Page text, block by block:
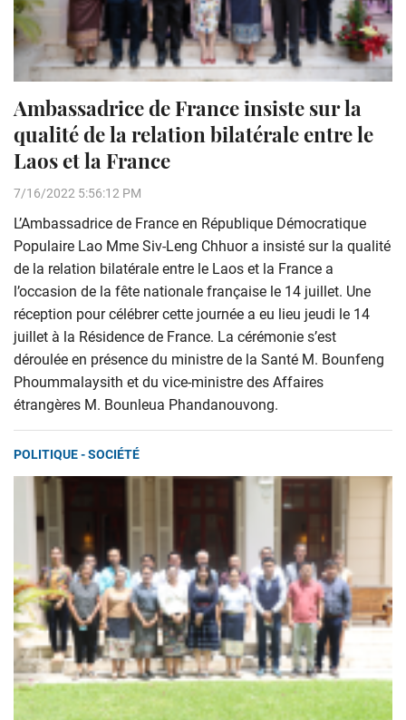
Ambassadrice de France insiste sur la
qualité de la relation bilatérale entre le
Laos et la France
7/16/2022 5:56:12 PM
L’Ambassadrice de France en République Démocratique
Populaire Lao Mme Siv-Leng Chhuor a insisté sur la qualité
de la relation bilatérale entre le Laos et la France a
l’occasion de la fête nationale française le 14 juillet. Une
réception pour célébrer cette journée a eu lieu jeudi le 14
juillet à la Résidence de France. La cérémonie s’est
déroulée en présence du ministre de la Santé M. Bounfeng
Phoummalaysith et du vice-ministre des Affaires
étrangères M. Bounleua Phandanouvong.
POLITIQUE - SOCIÉTÉ